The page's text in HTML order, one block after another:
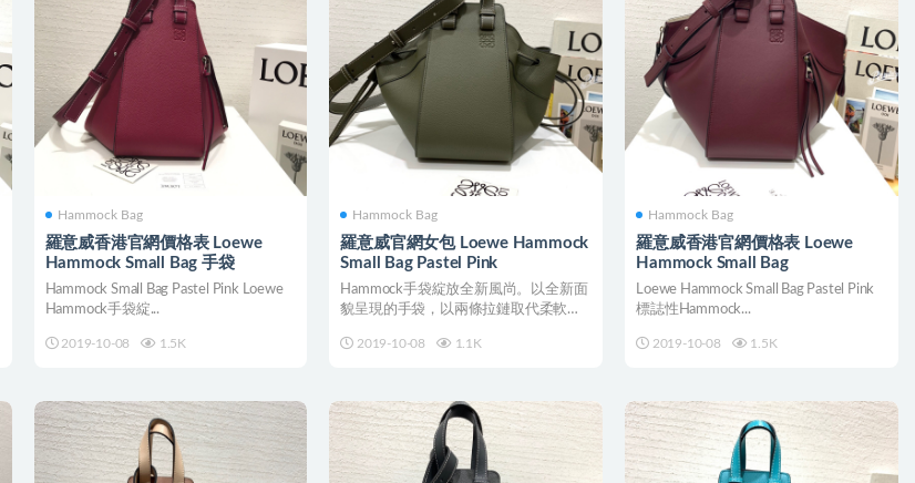
Hammock Bag
羅意威香港官網價格表 Loewe
Hammock Small Bag 手袋
Hammock Small Bag Pastel Pink Loewe
Hammock手袋綻...
2019-10-08 1.5K
Hammock Bag
羅意威官網女包 Loewe Hammock
Small Bag Pastel Pink
Hammock手袋綻放全新風尚。以全新面
貌呈現的手袋，以兩條拉鏈取代柔軟的
2019-10-08
1.1K
Hammock Bag
羅意威香港官網價格表 Loewe
Hammock Small Bag
Loewe Hammock Small Bag Pastel Pink
標誌性Hammock...
2019-10-08 1.5K